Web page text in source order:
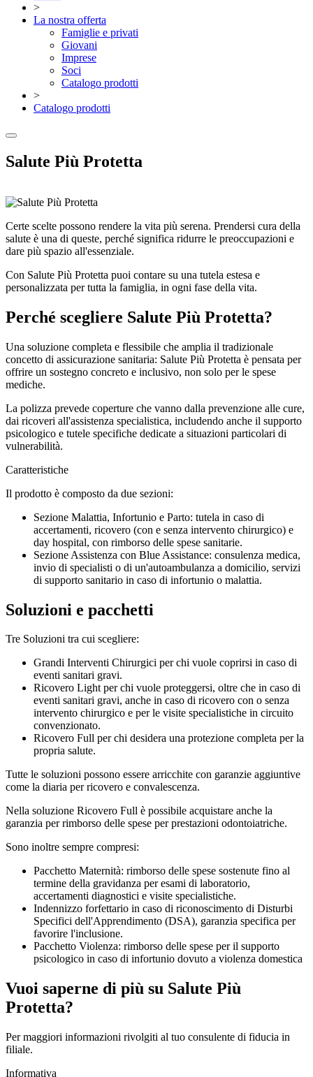
>
La nostra offerta
Famiglie e privati
Giovani
Imprese
Soci
Catalogo prodotti
>
Catalogo prodotti
Salute Più Protetta
Certe scelte possono rendere la vita più serena. Prendersi cura della
salute è una di queste, perché significa ridurre le preoccupazioni e
dare più spazio all'essenziale.
Con Salute Più Protetta puoi contare su una tutela estesa e
personalizzata per tutta la famiglia, in ogni fase della vita.
Perché scegliere Salute Più Protetta?
Una soluzione completa e flessibile che amplia il tradizionale
concetto di assicurazione sanitaria: Salute Più Protetta è pensata per
offrire un sostegno concreto e inclusivo, non solo per le spese
mediche.
La polizza prevede coperture che vanno dalla prevenzione alle cure,
dai ricoveri all'assistenza specialistica, includendo anche il supporto
psicologico e tutele specifiche dedicate a situazioni particolari di
vulnerabilità.
Caratteristiche
Il prodotto è composto da due sezioni:
Sezione Malattia, Infortunio e Parto: tutela in caso di
accertamenti, ricovero (con e senza intervento chirurgico) e
day hospital, con rimborso delle spese sanitarie.
Sezione Assistenza con Blue Assistance: consulenza medica,
invio di specialisti o di un'autoambulanza a domicilio, servizi
di supporto sanitario in caso di infortunio o malattia.
Soluzioni e pacchetti
Tre Soluzioni tra cui scegliere:
Grandi Interventi Chirurgici per chi vuole coprirsi in caso di
eventi sanitari gravi.
Ricovero Light per chi vuole proteggersi, oltre che in caso di
eventi sanitari gravi, anche in caso di ricovero con o senza
intervento chirurgico e per le visite specialistiche in circuito
convenzionato.
Ricovero Full per chi desidera una protezione completa per la
propria salute.
Tutte le soluzioni possono essere arricchite con garanzie aggiuntive
come la diaria per ricovero e convalescenza.
Nella soluzione Ricovero Full è possibile acquistare anche la
garanzia per rimborso delle spese per prestazioni odontoiatriche.
Sono inoltre sempre compresi:
Pacchetto Maternità: rimborso delle spese sostenute fino al
termine della gravidanza per esami di laboratorio,
accertamenti diagnostici e visite specialistiche.
Indennizzo forfettario in caso di riconoscimento di Disturbi
Specifici dell'Apprendimento (DSA), garanzia specifica per
favorire l'inclusione.
Pacchetto Violenza: rimborso delle spese per il supporto
psicologico in caso di infortunio dovuto a violenza domestica
Vuoi saperne di più su Salute Più
Protetta?
Per maggiori informazioni rivolgiti al tuo consulente di fiducia in
filiale.
Informativa